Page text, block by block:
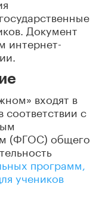
Документ
интернет-
входят в
соответствии с
(ФГОС) общего
программ,
учеников